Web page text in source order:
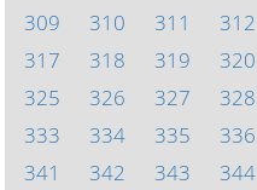
309
310 311 312
317
318 319 320
325
326 327 328
333
334 335 336
341
342 343 344